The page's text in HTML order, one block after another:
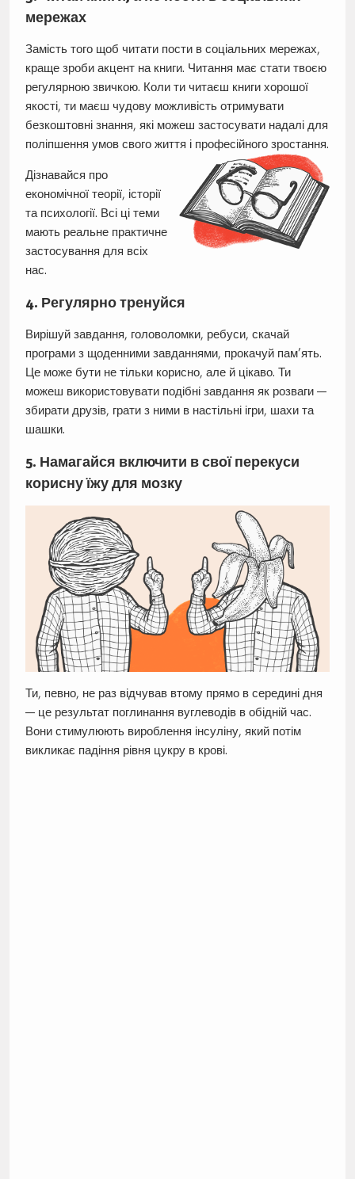
мережах
Замість того щоб читати пости в соціальних мережах,
краще зроби акцент на книги. Читання має стати твоєю
регулярною звичкою. Коли ти читаєш книги хорошої
якості, ти маєш чудову можливість отримувати
безкоштовні знання, які можеш застосувати надалі для
поліпшення умов свого життя і професійного зростання.
Дізнавайся про
економічної теорії, історії
та психології. Всі ці теми
мають реальне практичне
застосування для всіх
нас.
4. Регулярно тренуйся
Вирішуй завдання, головоломки, ребуси, скачай
програми з щоденними завданнями, прокачуй пам’ять.
Це може бути не тільки корисно, але й цікаво. Ти
можеш використовувати подібні завдання як розваги —
збирати друзів, грати з ними в настільні ігри, шахи та
шашки.
5. Намагайся включити в свої перекуси
корисну їжу для мозку
Ти, певно, не раз відчував втому прямо в середині дня
— це результат поглинання вуглеводів в обідній час.
Вони стимулюють вироблення інсуліну, який потім
викликає падіння рівня цукру в крові.